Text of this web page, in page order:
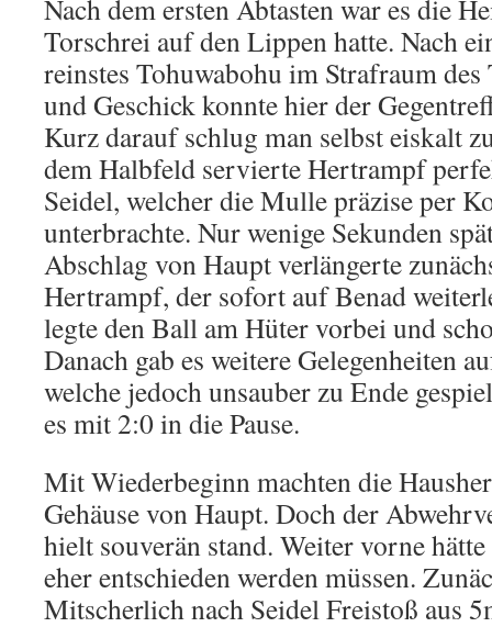
Nach dem ersten Abtasten war es die
Torschrei auf den Lippen hatte. Nach
reinstes Tohuwabohu im Strafraum
und Geschick konnte hier der
Kurz darauf schlug man selbst eiskalt
dem Halbfeld servierte Hertrampf
Seidel, welcher die Mulle präzise per
unterbrachte. Nur wenige Sekunden
Abschlag von Haupt verlängerte
Hertrampf, der sofort auf Benad
legte den Ball am Hüter vorbei und
Danach gab es weitere Gelegenheiten
welche jedoch unsauber zu Ende
es mit 2:0 in die Pause.
Mit Wiederbeginn machten die
Gehäuse von Haupt. Doch der
hielt souverän stand. Weiter vorne
eher entschieden werden müssen.
Mitscherlich nach Seidel Freistoß aus